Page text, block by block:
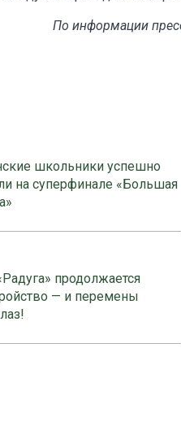
По информации
школьники успешно
на суперфинале «Большая
продолжается
— и перемены